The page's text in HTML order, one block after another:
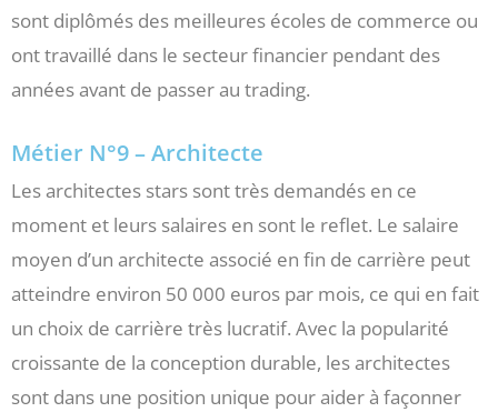
sont diplômés des meilleures écoles de commerce ou
ont travaillé dans le secteur financier pendant des
années avant de passer au trading.
Métier N°9 – Architecte
Les architectes stars sont très demandés en ce
moment et leurs salaires en sont le reflet. Le salaire
moyen d’un architecte associé en fin de carrière peut
atteindre environ 50 000 euros par mois, ce qui en fait
un choix de carrière très lucratif. Avec la popularité
croissante de la conception durable, les architectes
sont dans une position unique pour aider à façonner